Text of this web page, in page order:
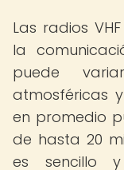
Las radios
la
puede
atmosféricas
en promedio
de hasta 20
es sencillo